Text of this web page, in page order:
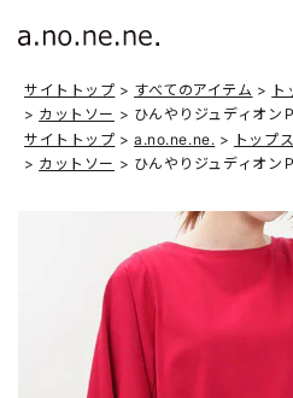
サイトトップ すべてのアイテム ト
カットソー
ひんやりジュディオン
サイトトップ
a.no.ne.ne. トップス
カットソー
ひんやりジュディオン